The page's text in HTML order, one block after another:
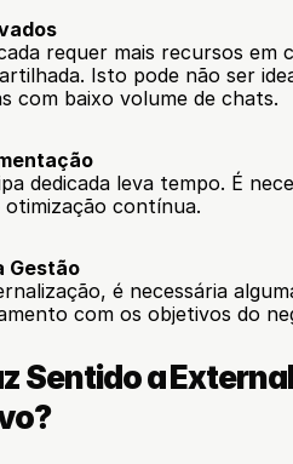
requer mais recursos em
Isto pode não ser
com baixo volume de chats.
dedicada leva tempo. É
contínua.
Gestão
é necessária
com os objetivos do
Sentido a